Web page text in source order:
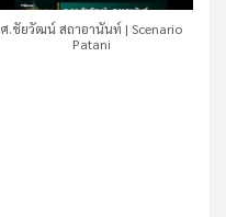
ศ.ชัยวัฒน์ สถาอานันท์ | Scenario
Patani